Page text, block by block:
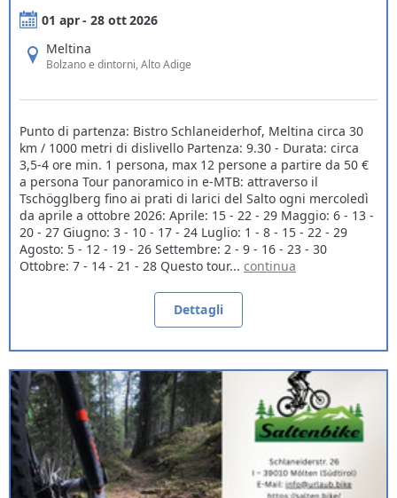
01 apr - 28 ott 2026
Meltina
Bolzano e dintorni, Alto Adige
Punto di partenza: Bistro Schlaneiderhof, Meltina circa 30
km / 1000 metri di dislivello Partenza: 9.30 - Durata: circa
3,5-4 ore min. 1 persona, max 12 persone a partire da 50 €
a persona Tour panoramico in e-MTB: attraverso il
Tschögglberg fino ai prati di larici del Salto ogni mercoledì
da aprile a ottobre 2026: Aprile: 15 - 22 - 29 Maggio: 6 - 13 -
20 - 27 Giugno: 3 - 10 - 17 - 24 Luglio: 1 - 8 - 15 - 22 - 29
Agosto: 5 - 12 - 19 - 26 Settembre: 2 - 9 - 16 - 23 - 30
Ottobre: 7 - 14 - 21 - 28 Questo tour... continua
Dettagli